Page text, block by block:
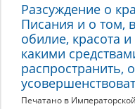
Разсуждение о
Писания и о том,
обилие, красота
какими
распространить,
Печатано в